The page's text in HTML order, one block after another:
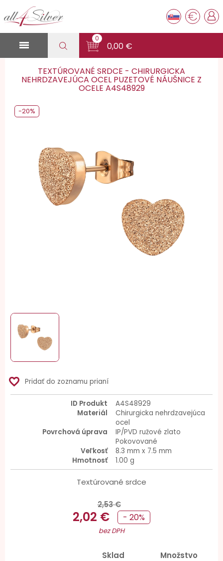
€

0
0,00 €
TEXTÚROVANÉ SRDCE - CHIRURGICKA
NEHRDZAVEJÚCA OCEL PUZETOVÉ NÁUŠNICE Z
OCELE A4S48929
-20%
favorite_border Pridať do zoznamu prianí
ID Produkt
A4S48929
Materiál
Chirurgicka nehrdzavejúca
ocel
Povrchová úprava
IP/PVD ružové zlato
Pokovované
Veľkosť
8.3 mm x 7.5 mm
Hmotnosť
1.00 g
Textúrované srdce
2,53 €
2,02 € - 20%
bez DPH
Sklad
Množstvo